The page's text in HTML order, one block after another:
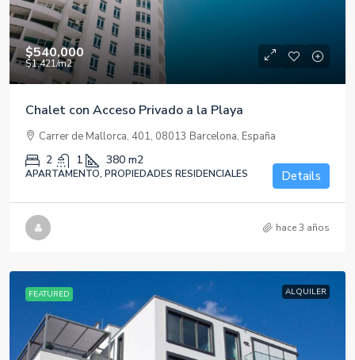
$540,000
$1,421/m2
Chalet con Acceso Privado a la Playa
Carrer de Mallorca, 401, 08013 Barcelona, España
2 1 380 m2
APARTAMENTO, PROPIEDADES RESIDENCIALES Details
hace 3 años
FEATURED ALQUILER